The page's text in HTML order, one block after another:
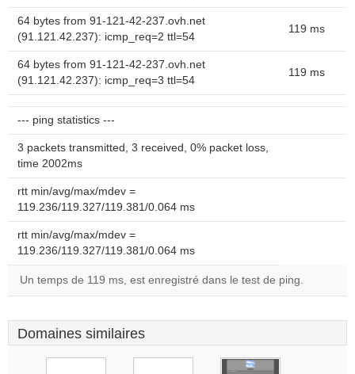
64 bytes from 91-121-42-237.ovh.net
(91.121.42.237): icmp_req=2 ttl=54
119 ms
64 bytes from 91-121-42-237.ovh.net
(91.121.42.237): icmp_req=3 ttl=54
119 ms
--- ping statistics ---
3 packets transmitted, 3 received, 0% packet loss,
time 2002ms
rtt min/avg/max/mdev =
119.236/119.327/119.381/0.064 ms
rtt min/avg/max/mdev =
119.236/119.327/119.381/0.064 ms
Un temps de 119 ms, est enregistré dans le test de ping.
Domaines similaires